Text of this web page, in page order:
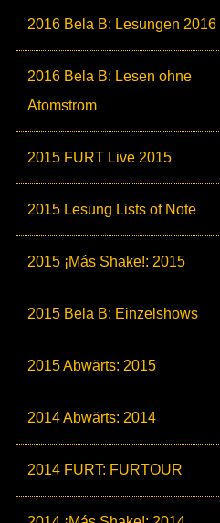
2016 Bela B: Lesungen 2016
2016 Bela B: Lesen ohne
Atomstrom
2015 FURT Live 2015
2015 Lesung Lists of Note
2015 ¡Más Shake!: 2015
2015 Bela B: Einzelshows
2015 Abwärts: 2015
2014 Abwärts: 2014
2014 FURT: FURTOUR